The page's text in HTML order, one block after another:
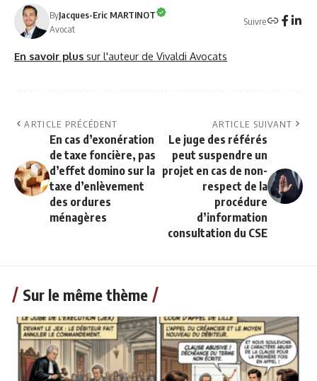
ByJacques-Eric MARTINOT
Avocat
Suivre
En savoir plus sur l'auteur de Vivaldi Avocats
ARTICLE PRÉCÉDENT
En cas d’exonération
de taxe foncière, pas
d’effet domino sur la
taxe d’enlèvement
des ordures
ménagères
ARTICLE SUIVANT
Le juge des référés
peut suspendre un
projet en cas de non-
respect de la
procédure
d’information
consultation du CSE
Sur le même thème